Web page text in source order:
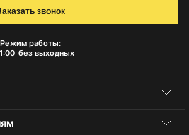
Режим работы:
без выходных
звонок